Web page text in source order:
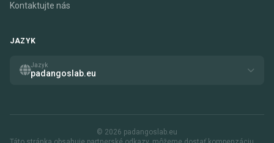
Kontaktujte nás
JAZYK
Jazyk
padangoslab.eu
© 2026 padangoslab.eu